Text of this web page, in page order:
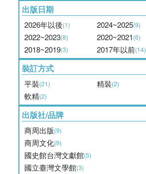
出版日期
2026年以後(1) 2024~2025(9)
2022~2023(8) 2020~2021(6)
2018~2019(3) 2017年以前(14)
裝訂方式
平裝(21) 精裝(2)
軟精(2)
出版社/品牌
商周出版(9)
商周文化(9)
國史館台灣文獻館(5)
國立臺灣文學館(3)